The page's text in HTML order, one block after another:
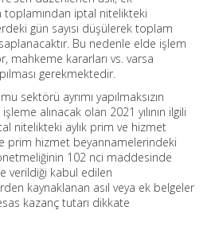
iptal nitelikteki
gün sayısı düşülerek toplam
Bu nedenle elde işlem
mahkeme kararları vs. varsa
gerekmektedir.
sektörü ayrımı yapılmaksızın
alınacak olan 2021 yılının ilgili
nitelikteki aylık prim ve hizmet
prim hizmet beyannamelerindeki
102 nci maddesinde
verildiği kabul edilen
kaynaklanan asıl veya ek belgeler
kazanç tutarı dikkate